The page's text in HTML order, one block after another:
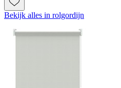
Bekijk alles in rolgordijn